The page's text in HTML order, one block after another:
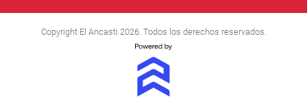
Copyright El Ancasti 2026. Todos los derechos reservados.